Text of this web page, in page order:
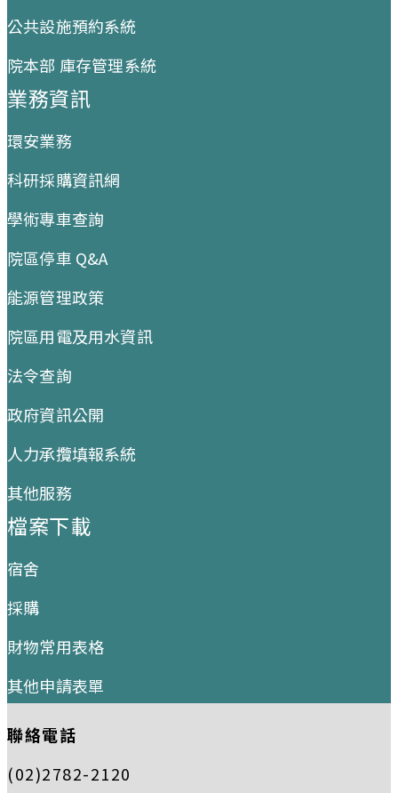
公共設施預約系統
院本部 庫存管理系統
業務資訊
環安業務
科研採購資訊網
學術專車查詢
院區停車 Q&A
能源管理政策
院區用電及用水資訊
法令查詢
政府資訊公開
人力承攬填報系統
其他服務
檔案下載
宿舍
採購
財物常用表格
其他申請表單
聯絡電話
(02)2782-2120